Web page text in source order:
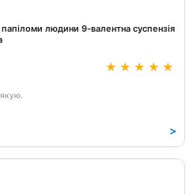
людини 9-валентна суспензія
>